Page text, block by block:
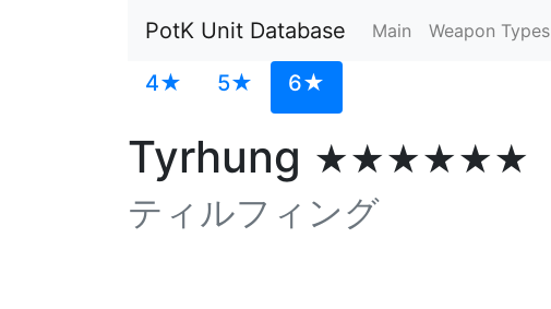
PotK Unit Database Main Weapon Types
4★ 5★ 6★
Tyrhung ★★★★★★
ティルフィング